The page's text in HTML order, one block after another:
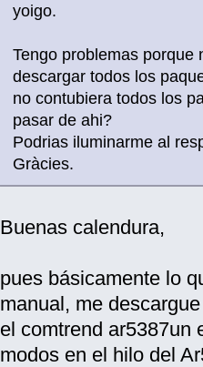
yoigo.
Tengo problemas porque
descargar todos los
no contubiera todos los
pasar de ahi?
Podrias iluminarme al
Gràcies.
Buenas calendura,
pues básicamente lo
manual, me
el comtrend ar5387un
modos en el hilo del